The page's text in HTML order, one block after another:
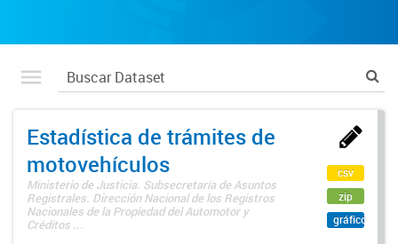
Estadística de trámites de
motovehículos
Ministerio de Justicia. Subsecretaría de Asuntos
Registrales. Dirección Nacional de los Registros
Nacionales de la Propiedad del Automotor y
Créditos ...
csv
zip
gráfico